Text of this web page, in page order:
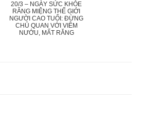
20/3 – NGÀY SỨC KHỎE
RĂNG MIỆNG THẾ GIỚI
NGƯỜI CAO TUỔI: ĐỪNG
CHỦ QUAN VỚI VIÊM
NƯỚU, MẤT RĂNG